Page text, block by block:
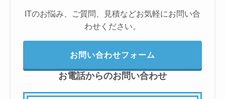
ITのお悩み、ご質問、見積などお気軽にお問い合
わせください。
お問い合わせフォーム
お電話からのお問い合わせ